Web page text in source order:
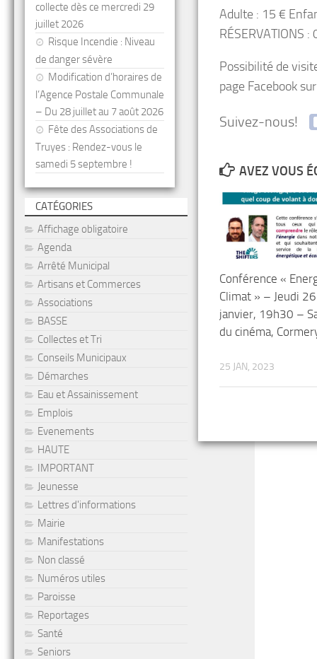
Adulte : 15 €
RÉSERVATIONS
Possibilité de
page Facebook
Suivez-nous!
AVEZ VOUS
Conférence «
Climat » – Jeudi 26
janvier, 19h30 –
du cinéma,
25 JAN, 2023
collecte dès ce mercredi 29
juillet 2026
Risque Incendie : Niveau
de danger sévère
Modification d’horaires de
l’Agence Postale Communale
– Du 28 juillet au 7 août 2026
Fête des Associations de
Truyes : Rendez-vous le
samedi 5 septembre !
CATÉGORIES
Affichage obligatoire
Agenda
Arrêté Municipal
Artisans et Commerces
Associations
BASSE
Collectes et Tri
Conseils Municipaux
Démarches
Eau et Assainissement
Emplois
Evenements
HAUTE
IMPORTANT
Jeunesse
Lettres d'informations
Mairie
Manifestations
Non classé
Numéros utiles
Paroisse
Reportages
Santé
Seniors